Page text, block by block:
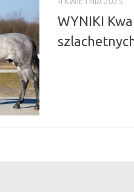
WYNIKI